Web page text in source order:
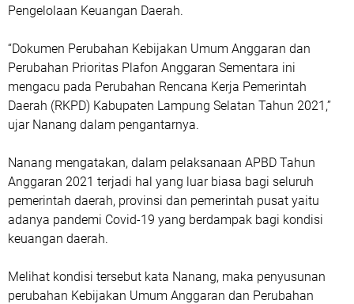
Pengelolaan Keuangan Daerah.
“Dokumen Perubahan Kebijakan Umum Anggaran dan
Perubahan Prioritas Plafon Anggaran Sementara ini
mengacu pada Perubahan Rencana Kerja Pemerintah
Daerah (RKPD) Kabupaten Lampung Selatan Tahun 2021,”
ujar Nanang dalam pengantarnya.
Nanang mengatakan, dalam pelaksanaan APBD Tahun
Anggaran 2021 terjadi hal yang luar biasa bagi seluruh
pemerintah daerah, provinsi dan pemerintah pusat yaitu
adanya pandemi Covid-19 yang berdampak bagi kondisi
keuangan daerah.
Melihat kondisi tersebut kata Nanang, maka penyusunan
perubahan Kebijakan Umum Anggaran dan Perubahan